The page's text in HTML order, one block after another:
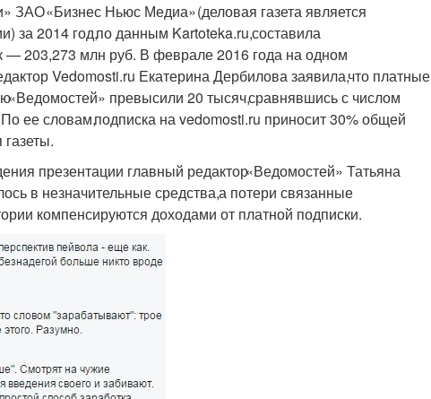
ЗАО«Бизнес Ньюс Медиа»(деловая газета является
за 2014 год,по данным Kartoteka.ru,составила
— 203,273 млн руб. В феврале 2016 года на одном
Vedomosti.ru Екатерина Дербилова заявила,что платные
«Ведомостей» превысили 20 тысяч,сравнявшись с числом
ее словам,подписка на vedomosti.ru приносит 30% общей
презентации главный редактор«Ведомостей» Татьяна
в незначительные средства,а потери связанные
компенсируются доходами от платной подписки.